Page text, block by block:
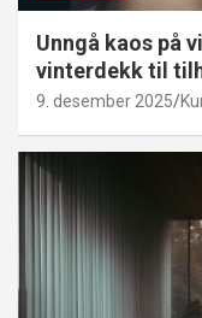
Unngå kaos på
vinterdekk til
9. desember 2025